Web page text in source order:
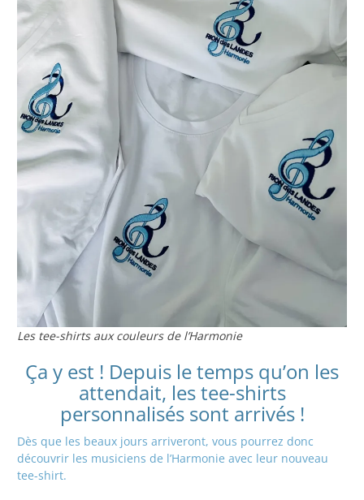
Les tee-shirts aux couleurs de l’Harmonie
Ça y est ! Depuis le temps qu’on les
attendait, les tee-shirts
personnalisés sont arrivés !
Dès que les beaux jours arriveront, vous pourrez donc
découvrir les musiciens de l’Harmonie avec leur nouveau
tee-shirt.